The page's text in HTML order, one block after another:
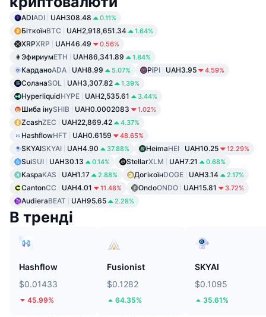
ADIADI UAH308.48 0.11%
БіткоїнBTC UAH2,918,651.34 1.64%
XRPXRP UAH46.49 0.56%
ЭфириумETH UAH86,341.89 1.84%
КарданоADA UAH8.99 5.07% PiPI UAH3.95 4.59%
СоланаSOL UAH3,307.82 1.39%
HyperliquidHYPE UAH2,535.61 3.44%
Шиба інуSHIB UAH0.0002083 1.02%
ZcashZEC UAH22,869.42 4.37%
HashflowHFT UAH0.6159 48.65%
SKYAISKYAI UAH4.90 37.88% HeimaHEI UAH10.25 12.29%
SuiSUI UAH30.13 0.14% StellarXLM UAH7.21 0.68%
KaspaKAS UAH1.17 2.88% ДогікоїнDOGE UAH3.14 2.17%
CantonCC UAH4.01 11.48% OndoONDO UAH15.81 3.72%
AudieraBEAT UAH95.65 2.28%
В тренді
Hashflow
$0.01433
45.99%
Fusionist
$0.1282
64.35%
SKYAI
$0.1095
35.61%